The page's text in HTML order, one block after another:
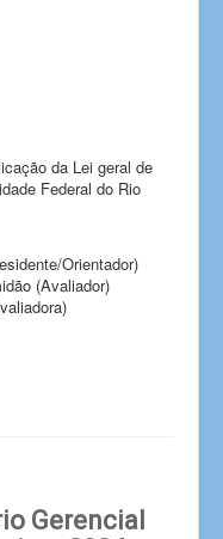
da Lei geral de
Federal do Rio
Orientador)
(Avaliador)
Gerencial